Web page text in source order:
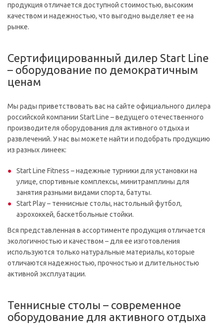
продукция отличается доступной стоимостью, высоким
качеством и надежностью, что выгодно выделяет ее на
рынке.
Сертифицированный дилер Start Line
– оборудование по демократичным
ценам
Мы рады приветствовать вас на сайте официального дилера
российской компании Start Line – ведущего отечественного
производителя оборудования для активного отдыха и
развлечений. У нас вы можете найти и подобрать продукцию
из разных линеек:
Start Line Fitness – надежные турники для установки на
улице, спортивные комплексы, минитрамплины для
занятия разными видами спорта, батуты.
Start Play – теннисные столы, настольный футбол,
аэрохоккей, баскетбольные стойки.
Вся представленная в ассортименте продукция отличается
экологичностью и качеством – для ее изготовления
используются только натуральные материалы, которые
отличаются надежностью, прочностью и длительностью
активной эксплуатации.
Теннисные столы – современное
оборудование для активного отдыха